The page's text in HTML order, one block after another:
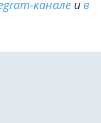
канале ив